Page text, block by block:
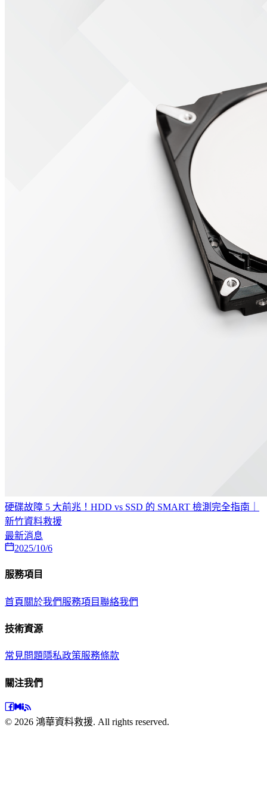
硬碟故障 5 大前兆！HDD vs SSD 的 SMART 檢測完全指南｜
新竹資料救援
最新消息
2025/10/6
服務項目
首頁 關於我們服務項目聯絡我們
技術資源
常見問題隱私政策服務條款
關注我們
© 2026 鴻華資料救援. All rights reserved.